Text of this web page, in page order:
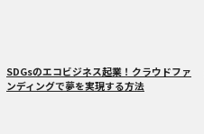
SDGsのエコビジネス起業！クラウドファ
ンディングで夢を実現する方法